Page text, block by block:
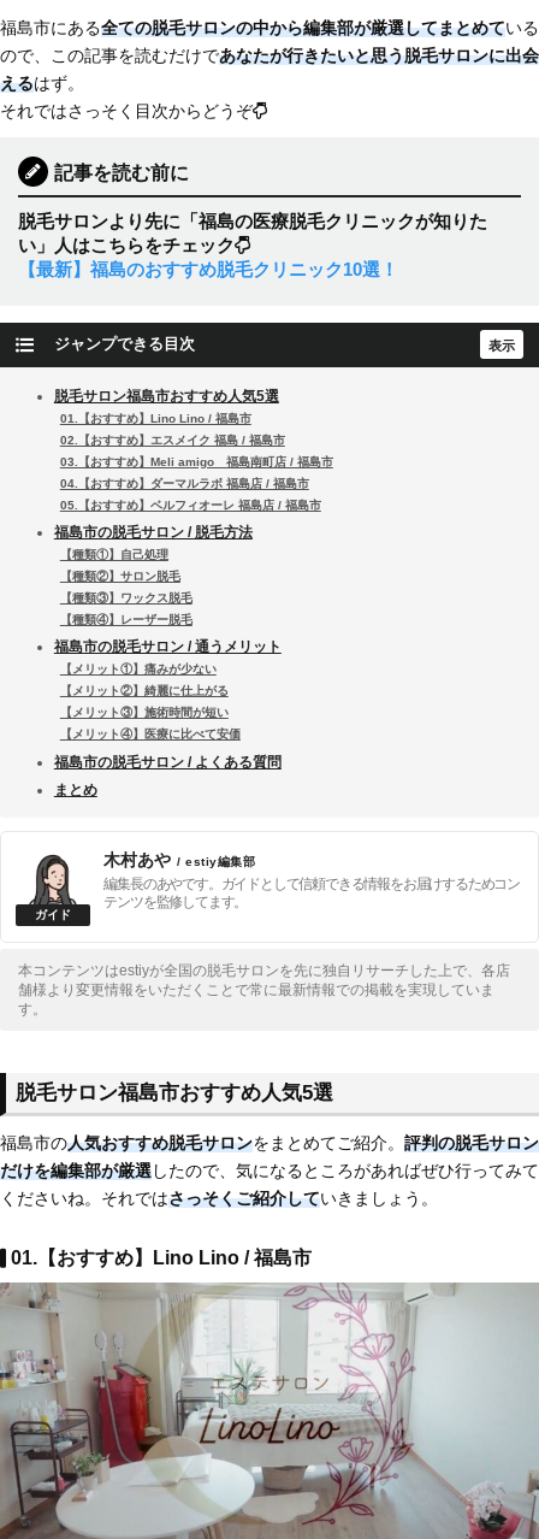
福島市にある全ての脱毛サロンの中から編集部が厳選してまとめている
ので、この記事を読むだけであなたが行きたいと思う脱毛サロンに出会
えるはず。
それではさっそく目次からどうぞ
記事を読む前に
脱毛サロンより先に「福島の医療脱毛クリニックが知りた
い」人はこちらをチェック
【最新】福島のおすすめ脱毛クリニック10選！
ジャンプできる目次
脱毛サロン福島市おすすめ人気5選
01.【おすすめ】Lino Lino / 福島市
02.【おすすめ】エスメイク 福島 / 福島市
03.【おすすめ】Meli amigo 福島南町店 / 福島市
04.【おすすめ】ダーマルラボ 福島店 / 福島市
05.【おすすめ】ベルフィオーレ 福島店 / 福島市
福島市の脱毛サロン / 脱毛方法
【種類①】自己処理
【種類②】サロン脱毛
【種類③】ワックス脱毛
【種類④】レーザー脱毛
福島市の脱毛サロン / 通うメリット
【メリット①】痛みが少ない
【メリット②】綺麗に仕上がる
【メリット③】施術時間が短い
【メリット④】医療に比べて安価
福島市の脱毛サロン / よくある質問
まとめ
木村あや / estiy編集部
編集長のあやです。ガイドとして信頼できる情報をお届けするためコン
テンツを監修してます。
本コンテンツはestiyが全国の脱毛サロンを先に独自リサーチした上で、各店
舗様より変更情報をいただくことで常に最新情報での掲載を実現していま
す。
脱毛サロン福島市おすすめ人気5選
福島市の人気おすすめ脱毛サロンをまとめてご紹介。 評判の脱毛サロン
だけを編集部が厳選したので、気になるところがあればぜひ行ってみて
くださいね。それではさっそくご紹介していきましょう。
01.【おすすめ】Lino Lino / 福島市